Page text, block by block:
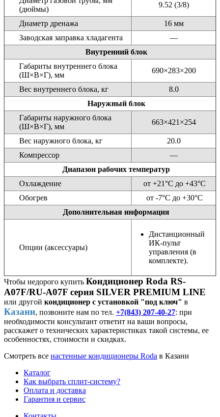
(дюймы)
9.52 (3/8)
Диаметр дренажа
16 мм
Заводская заправка хладагента
—
Внутренний блок
Габариты внутреннего блока
(Ш×В×Г), мм
690×283×200
Вес внутреннего блока, кг
8.0
Наружный блок
Габариты наружного блока
(Ш×В×Г), мм
663×421×254
Вес наружного блока, кг
20.0
Компрессор
—
Диапазон рабочих температур
Охлаждение
от +21°С до +43°С
Обогрев
от -7°С до +30°С
Дополнительная информация
Опции (аксессуары)
Дистанционный
ИК-пульт
управления (в
комплекте).
Чтобы недорого купить Кондиционер Roda RS-
A07F/RU-A07F серия SILVER PREMIUM LINE
или другой кондиционер с установкой "под ключ" в
Казани, позвоните нам по тел. +7(843) 207-40-27: при
необходимости консультант ответит на ваши вопросы,
расскажет о технических характеристиках такой системы, ее
особенностях, стоимости и скидках.
Смотреть все настенные кондиционеры Roda в Казани
Каталог
Как выбрать сплит-систему?
Оплата и доставка
Гарантия и сервис